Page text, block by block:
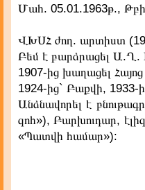
Մահ. 05.01.1963թ.,
ՎԽՍՀ ժող. արտիստ
Բեմ է բարձրացել Ա.Ղ.
1907-ից խաղացել
1924-ից` Բաքվի, 1933-
Անձնավորել է
զոհ»), Բարխուդար,
«Պատվի համար»):